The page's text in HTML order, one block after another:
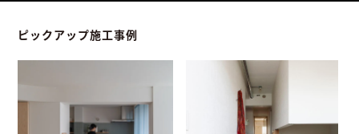
ピックアップ施工事例